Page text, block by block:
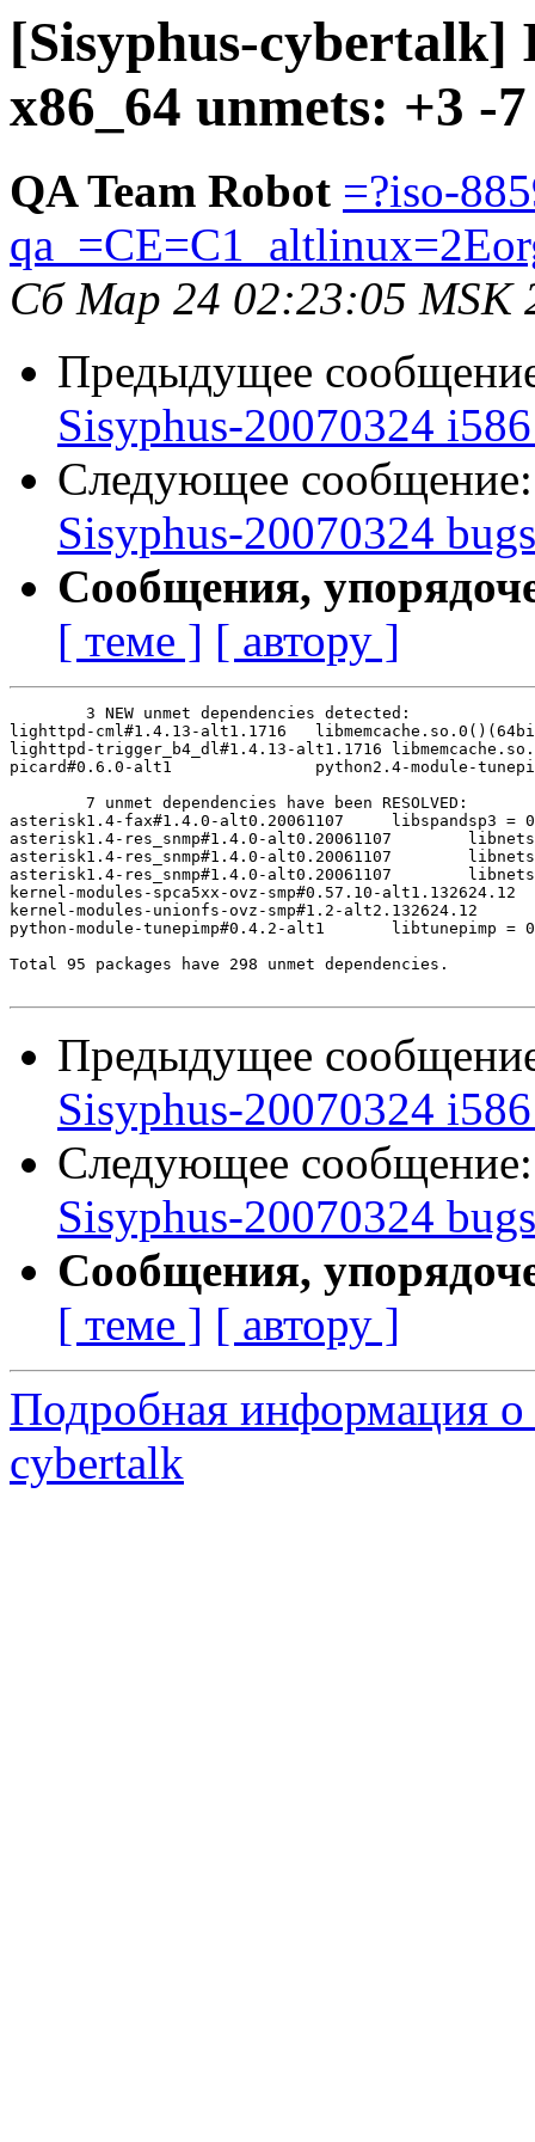
[Sisyphus-cybertalk]
x86_64 unmets: +3 -
QA Team Robot =?iso-
Сб Мар 24 02:23:05 MSK
Предыдущее
Sisyphus-20070324
Следующее
Sisyphus-20070324
Сообщения,
[ теме ] [ автору ]
lighttpd-cml#1.4.13-alt1.1716	libmemcache.so.0()(64bit)
lighttpd-trigger_b4_dl#1.4.13-alt1.1716	libmemcache.so.0()(64bit)
picard#0.6.0-alt1       	python2.4-module-tunepimp >= 0.4.2
asterisk1.4-fax#1.4.0-alt0.20061107	libspandsp3 = 0.0.3pre24
asterisk1.4-res_snmp#1.4.0-alt0.20061107	libnetsnmp.so.10()(64bit)
asterisk1.4-res_snmp#1.4.0-alt0.20061107	libnetsnmpagent.so.10()(64bit)
asterisk1.4-res_snmp#1.4.0-alt0.20061107	libnetsnmpmibs.so.10()(64bit)
kernel-modules-spca5xx-ovz-smp#0.57.10-alt1.132624.12	kernel-image-ovz-smp = 2.6.16-alt12
kernel-modules-unionfs-ovz-smp#1.2-alt2.132624.12	kernel-image-ovz-smp = 2.6.16-alt12
python-module-tunepimp#0.4.2-alt1	libtunepimp = 0.4.2
Total 95 packages have 298 unmet dependencies.
Предыдущее
Sisyphus-20070324
Следующее
Sisyphus-20070324
Сообщения,
[ теме ] [ автору ]
Подробная информация о
cybertalk